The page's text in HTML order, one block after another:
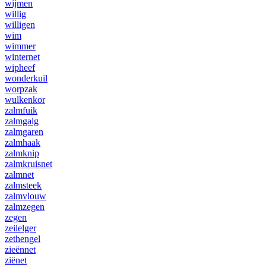
wijmen
willig
willigen
wim
wimmer
winternet
wipheef
wonderkuil
worpzak
wulkenkor
zalmfuik
zalmgalg
zalmgaren
zalmhaak
zalmknip
zalmkruisnet
zalmnet
zalmsteek
zalmvlouw
zalmzegen
zegen
zeilelger
zethengel
zieënnet
ziënet